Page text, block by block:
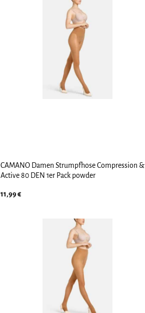
CAMANO Damen Strumpfhose Compression &
Active 80 DEN 1er Pack powder
11,99€